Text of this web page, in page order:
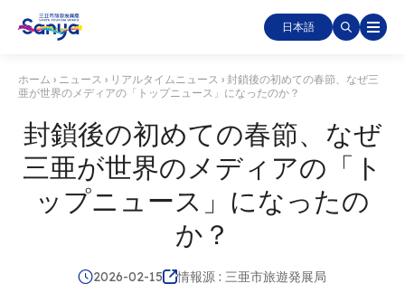
日本語
ホーム › ニュース › リアルタイムニュース › 封鎖後の初めての春節、なぜ三
亜が世界のメディアの「トップニュース」になったのか？
封鎖後の初めての春節、なぜ
三亜が世界のメディアの「ト
ップニュース」になったの
か？
2026-02-15 情報源 : 三亜市旅遊発展局